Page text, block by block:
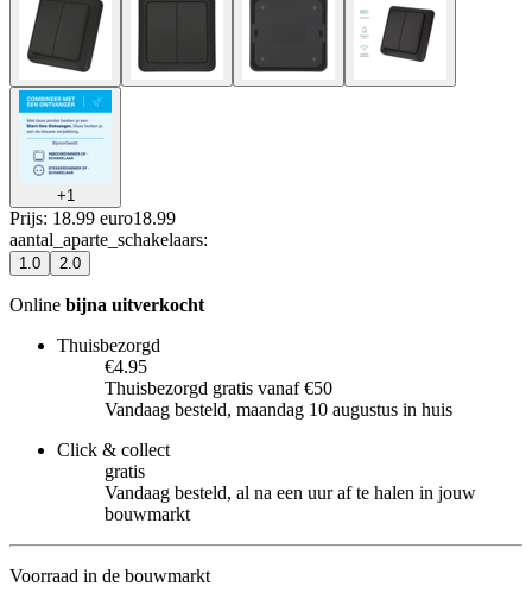
+1
Prijs: 18.99 euro18.99
aantal_aparte_schakelaars:
1.0 2.0
Online bijna uitverkocht
Thuisbezorgd
€4.95
Thuisbezorgd gratis vanaf €50
Vandaag besteld, maandag 10 augustus in huis
Click & collect
gratis
Vandaag besteld, al na een uur af te halen in jouw
bouwmarkt
Voorraad in de bouwmarkt